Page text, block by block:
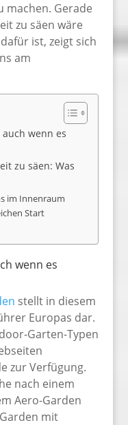
machen. Gerade
zu säen wäre
ist, zeigt sich
am
wenn es
zu säen: Was
im Innenraum
Start
wenn es
stellt in diesem
Europas dar.
Garten-Typen
zur Verfügung.
nach einem
Aero-Garden
mit